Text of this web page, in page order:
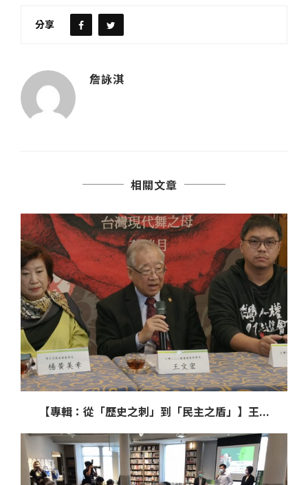
分享
詹詠淇
相關文章
【專輯：從「歷史之刺」到「民主之盾」】王...